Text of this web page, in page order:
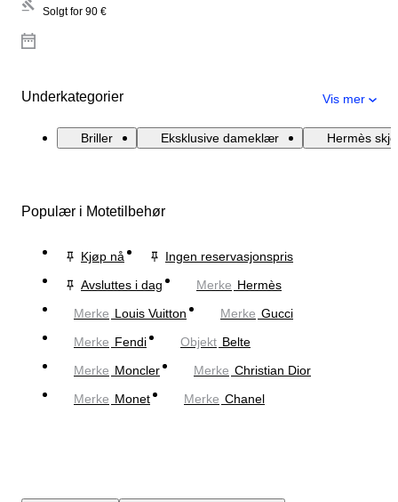
Solgt for 90 €
Underkategorier Vis mer
Briller Eksklusive dameklær Hermès
Populær i Motetilbehør
Kjøp nå
Ingen reservasjonspris
Avsluttes i dag
Merke Hermès
Merke Louis Vuitton Merke Gucci
Merke Fendi Objekt Belte
Merke Moncler Merke Christian Dior
Merke Monet Merke Chanel